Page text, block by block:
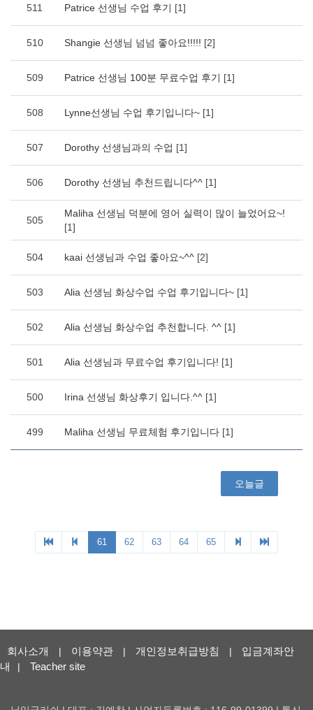
회사소개 | 이용약관 | 개인정보취급방침 |
입금계좌안
내
| Teacher site